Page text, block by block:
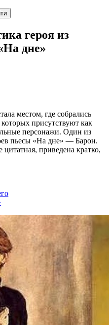
героя из
дне»
местом, где собрались
присутствуют как
персонажи. Один из
пьесы «На дне» — Барон.
цитатная, приведена кратко,